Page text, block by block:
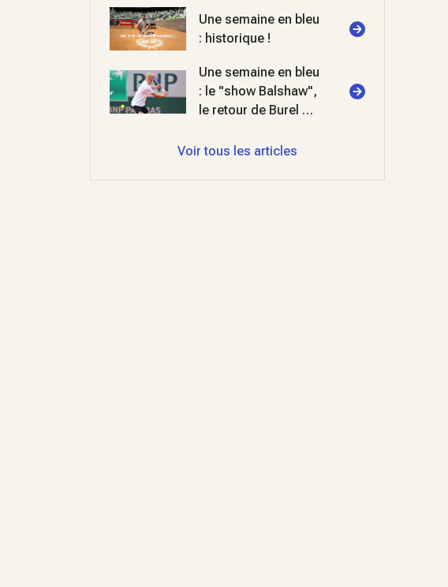
Une semaine en bleu
: historique !
Une semaine en bleu
: le "show Balshaw",
le retour de Burel et
padel
Voir tous les articles